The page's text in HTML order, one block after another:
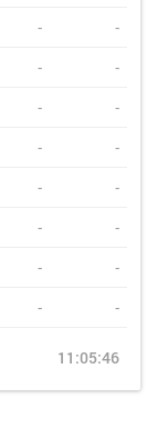
- -
- -
- -
- -
- -
- -
- -
- -
11:05:46